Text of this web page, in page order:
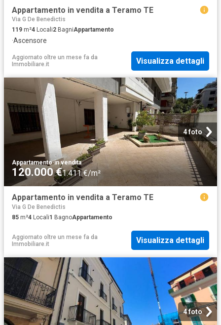
Appartamento in vendita a Teramo TE
Via G De Benedictis
119 m²4 Locali2 BagniAppartamento
·Ascensore
Aggiornato oltre un mese fa da
Immobiliare.it
Visualizza dettagli
4 foto
Appartamento·in vendita
120.000 €1.411 €/m²
Appartamento in vendita a Teramo TE
Via G De Benedictis
85 m²4 Locali1 BagnoAppartamento
Aggiornato oltre un mese fa da
Immobiliare.it
Visualizza dettagli
4 foto